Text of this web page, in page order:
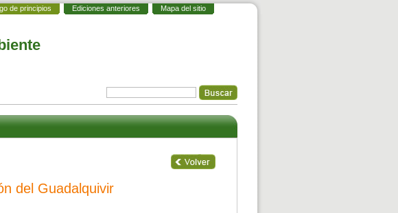
de principios Ediciones anteriores Mapa del sitio
del Guadalquivir